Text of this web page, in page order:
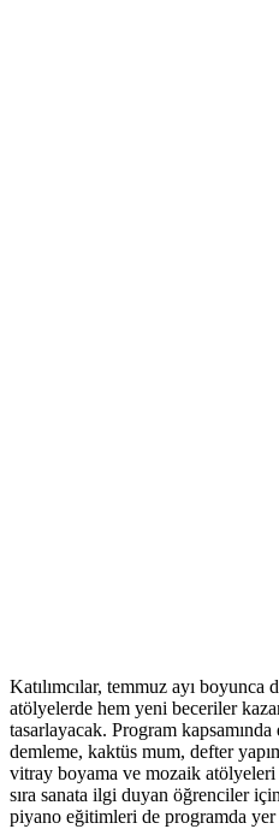
Katılımcılar, temmuz ayı boyunca
atölyelerde hem yeni beceriler
tasarlayacak. Program
demleme, kaktüs mum, defter
vitray boyama ve mozaik atölyeleri
sıra sanata ilgi duyan öğrenciler
piyano eğitimleri de programda yer